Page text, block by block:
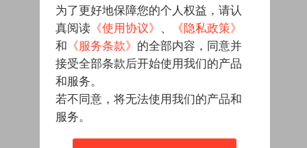
为了更好地保障您的个人权益，请认
真阅读 《使用协议》 、
《隐私政策》
和 《服务条款》 的全部内容，同意并
接受全部条款后开始使用我们的产品
和服务。
若不同意，将无法使用我们的产品和
服务。